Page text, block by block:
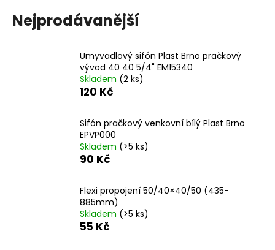
Nejprodávanější
Umyvadlový sifón Plast Brno pračkový
vývod 40 40 5/4" EM15340
Skladem (2 ks)
120 Kč
Sifón pračkový venkovní bílý Plast Brno
EPVP000
Skladem (>5 ks)
90 Kč
Flexi propojení 50/40×40/50 (435-
885mm)
Skladem (>5 ks)
55 Kč
a
j
HLEDAT